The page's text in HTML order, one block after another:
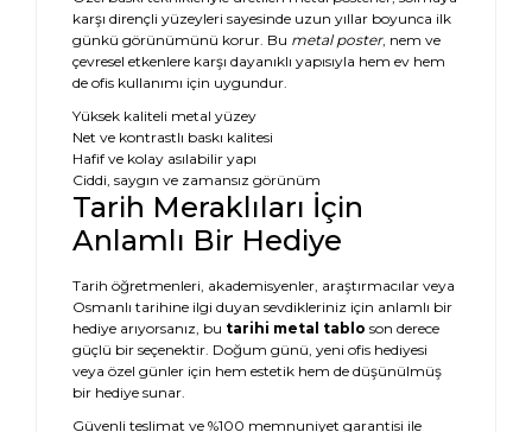
karşı dirençli yüzeyleri sayesinde uzun yıllar boyunca ilk
günkü görünümünü korur. Bu metal poster, nem ve
çevresel etkenlere karşı dayanıklı yapısıyla hem ev hem
de ofis kullanımı için uygundur.
Yüksek kaliteli metal yüzey
Net ve kontrastlı baskı kalitesi
Hafif ve kolay asılabilir yapı
Ciddi, saygın ve zamansız görünüm
Tarih Meraklıları İçin
Anlamlı Bir Hediye
Tarih öğretmenleri, akademisyenler, araştırmacılar veya
Osmanlı tarihine ilgi duyan sevdikleriniz için anlamlı bir
hediye arıyorsanız, bu tarihi metal tablo son derece
güçlü bir seçenektir. Doğum günü, yeni ofis hediyesi
veya özel günler için hem estetik hem de düşünülmüş
bir hediye sunar.
Güvenli teslimat ve %100 memnuniyet garantisi ile